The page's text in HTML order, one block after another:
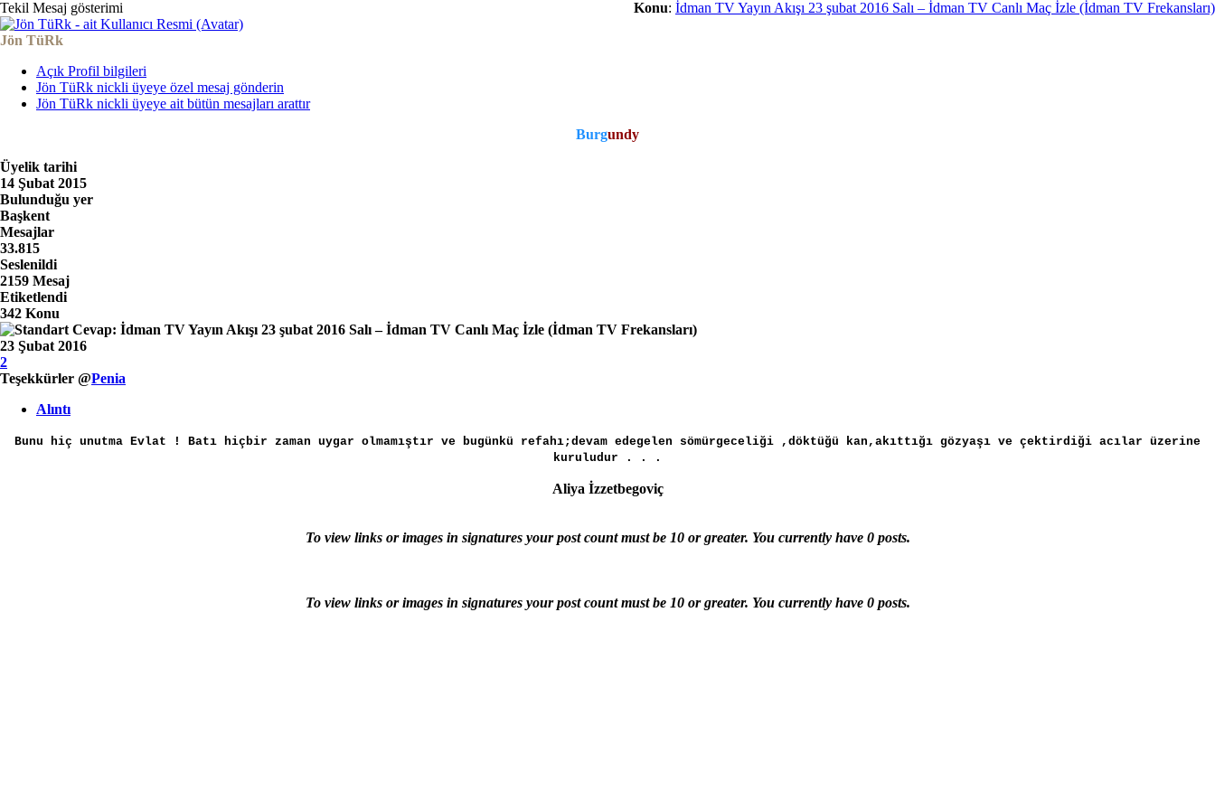
Konu: İdman TV Yayın Akışı 23 şubat 2016 Salı – İdman TV Canlı Maç İzle (İdman TV Frekansları)
Tekil Mesaj gösterimi
Jön TüRk
Açık Profil bilgileri
Jön TüRk nickli üyeye özel mesaj gönderin
Jön TüRk nickli üyeye ait bütün mesajları arattır
Burgundy
Üyelik tarihi
14 Şubat 2015
Bulunduğu yer
Başkent
Mesajlar
33.815
Seslenildi
2159 Mesaj
Etiketlendi
342 Konu
Cevap: İdman TV Yayın Akışı 23 şubat 2016 Salı – İdman TV Canlı Maç İzle (İdman TV Frekansları)
23 Şubat 2016
2
Teşekkürler @Penia
Alıntı
Bunu hiç unutma Evlat ! Batı hiçbir zaman uygar olmamıştır ve bugünkü refahı;devam edegelen sömürgeceliği ,döktüğü kan,akıttığı gözyaşı ve çektirdiği acılar üzerine
kuruludur . . .
Aliya İzzetbegoviç
To view links or images in signatures your post count must be 10 or greater. You currently have 0 posts.
To view links or images in signatures your post count must be 10 or greater. You currently have 0 posts.